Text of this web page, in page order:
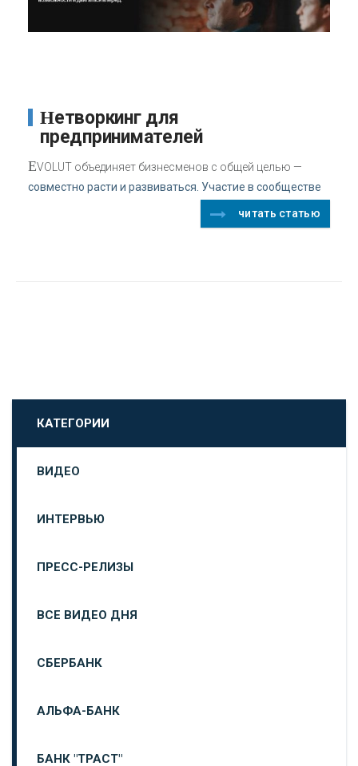
Нетворкинг для
предпринимателей
EVOLUT объединяет бизнесменов с общей целью —
совместно расти и развиваться. Участие в сообществе
читать статью
КАТЕГОРИИ
ВИДЕО
ИНТЕРВЬЮ
ПРЕСС-РЕЛИЗЫ
ВСЕ ВИДЕО ДНЯ
СБЕРБАНК
АЛЬФА-БАНК
БАНК "ТРАСТ"